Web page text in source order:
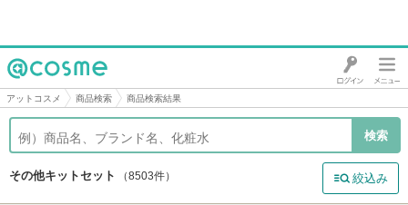
@cosme
アットコスメ 商品検索 商品検索結果
その他キットセット （8503件） 絞込み